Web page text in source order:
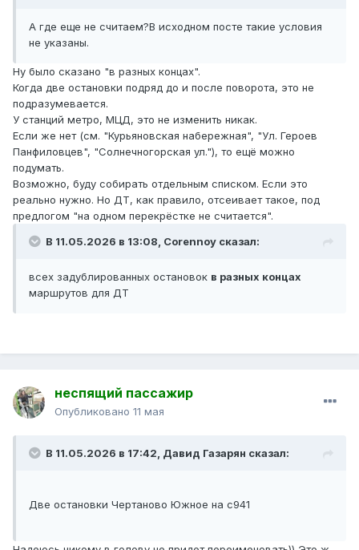
А где еще не считаем?В исходном посте такие условия
не указаны.
Ну было сказано "в разных концах".
Когда две остановки подряд до и после поворота, это не
подразумевается.
У станций метро, МЦД, это не изменить никак.
Если же нет (см. "Курьяновская набережная", "Ул. Героев
Панфиловцев", "Солнечногорская ул."), то ещё можно
подумать.
Возможно, буду собирать отдельным списком. Если это
реально нужно. Но ДТ, как правило, отсеивает такое, под
предлогом "на одном перекрёстке не считается".
В 11.05.2026 в 13:08, Corennoy сказал:
всех задублированных остановок в разных концах
маршрутов для ДТ
неспящий пассажир
Опубликовано 11 мая
В 11.05.2026 в 17:42, Давид Газарян сказал:
Две остановки Чертаново Южное на с941